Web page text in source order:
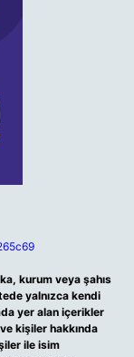
kurum veya şahıs
yalnızca kendi
yer alan içerikler
kişiler hakkında
ile isim